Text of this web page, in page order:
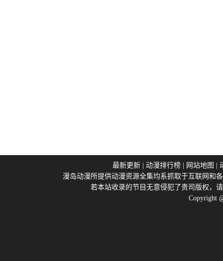
最新更新 动漫排行榜 网站地图
漫岛动漫所提供动漫资源全集均系抓取于互联网和
若本站收录的节目无意侵犯了贵司版权，
Copyright